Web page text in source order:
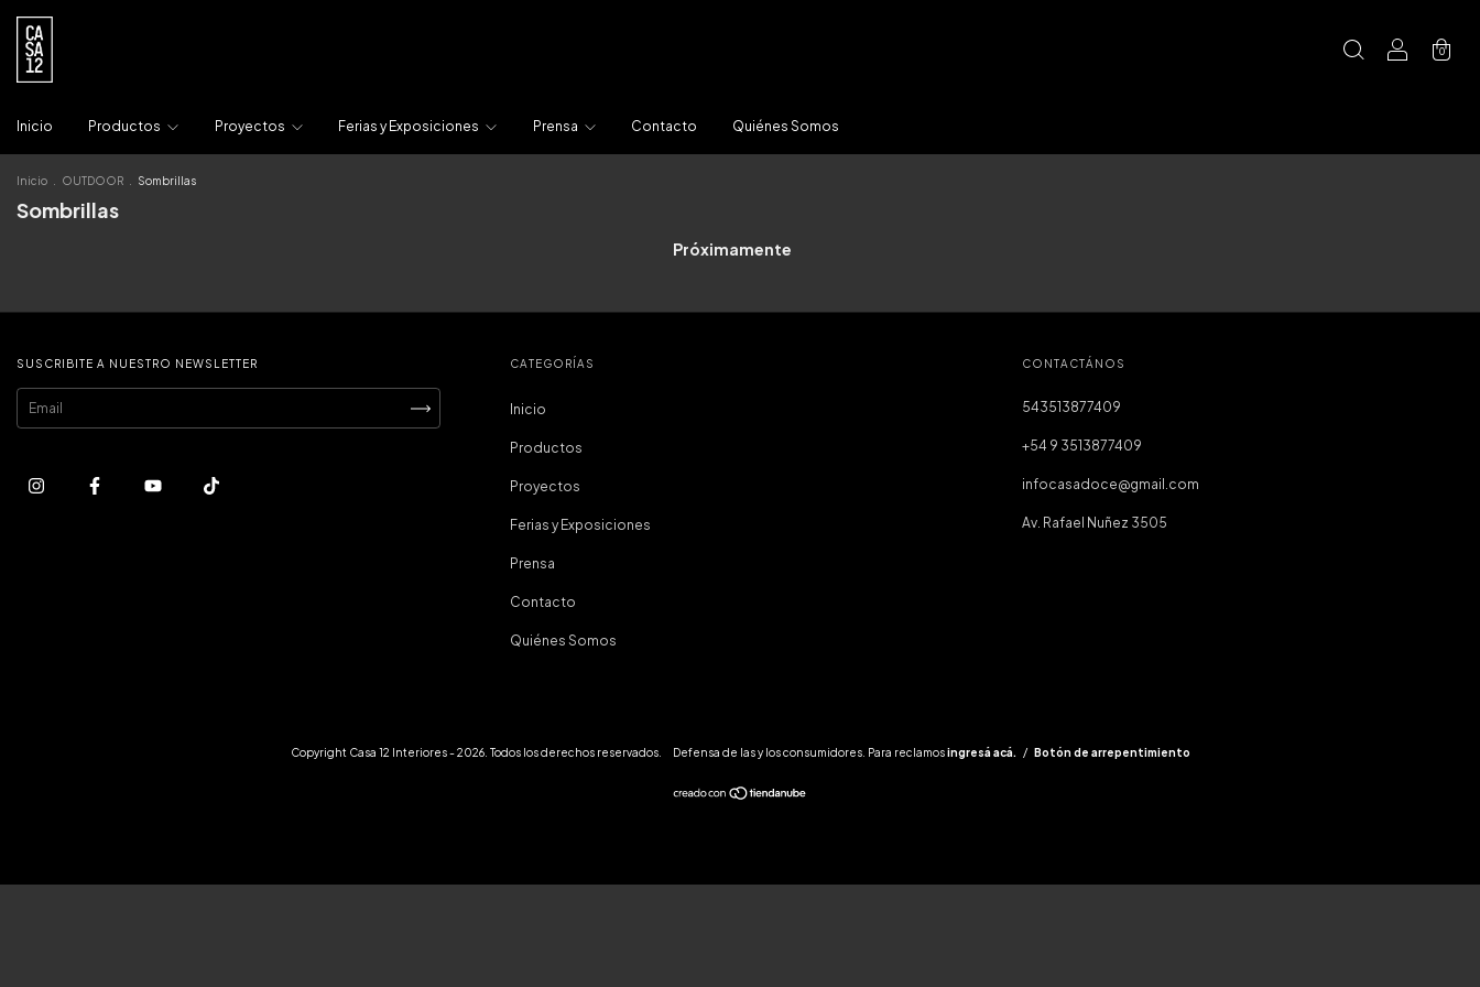
0
Inicio Productos Proyectos Ferias y Exposiciones Prensa Contacto Quiénes Somos
Inicio OUTDOOR Sombrillas
Sombrillas
Próximamente
SUSCRIBITE A NUESTRO NEWSLETTER CATEGORÍAS
Inicio
Productos
Proyectos
Ferias y Exposiciones
Prensa
Contacto
Quiénes Somos
CONTACTÁNOS
543513877409
+54 9 3513877409
infocasadoce@gmail.com
Av. Rafael Nuñez 3505
Copyright Casa 12 Interiores - 2026. Todos los derechos reservados. Defensa de las y los consumidores. Para reclamos ingresá acá. / Botón de arrepentimiento